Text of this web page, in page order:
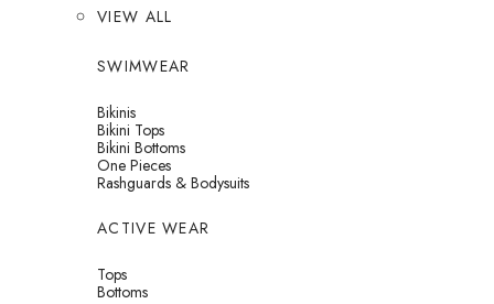
VIEW ALL
SWIMWEAR
Bikinis
Bikini Tops
Bikini Bottoms
One Pieces
Rashguards & Bodysuits
ACTIVE WEAR
Tops
Bottoms